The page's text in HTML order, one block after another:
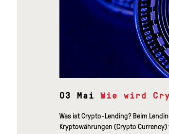
03 Mai Wie wird
Was ist Crypto-Lending? Beim
Kryptowährungen (Crypto